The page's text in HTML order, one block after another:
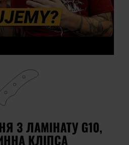
З ЛАМІНАТУ G10,
КЛІПСА